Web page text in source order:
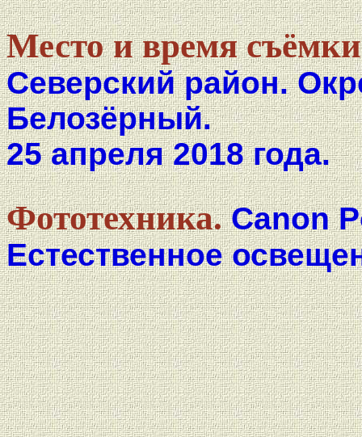
Место и время
Северский район.
Белозёрный.
25 апреля 2018 года.
Фототехника.Canon
Естественное